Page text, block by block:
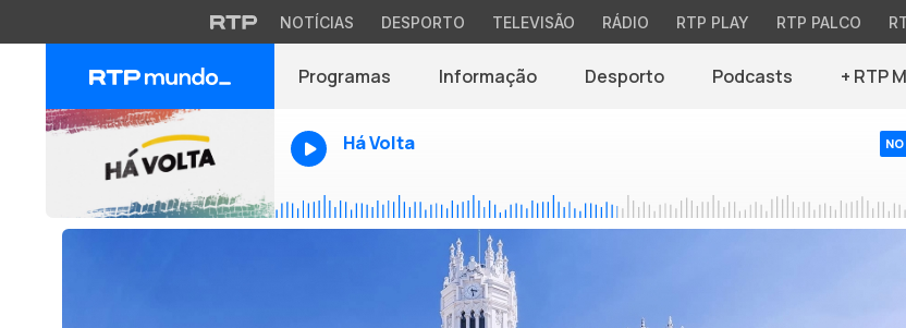
NOTÍCIAS DESPORTO TELEVISÃO RÁDIO RTP PLAY RTP PALCO
Programas Informação Desporto Podcasts + RTP
Há Volta